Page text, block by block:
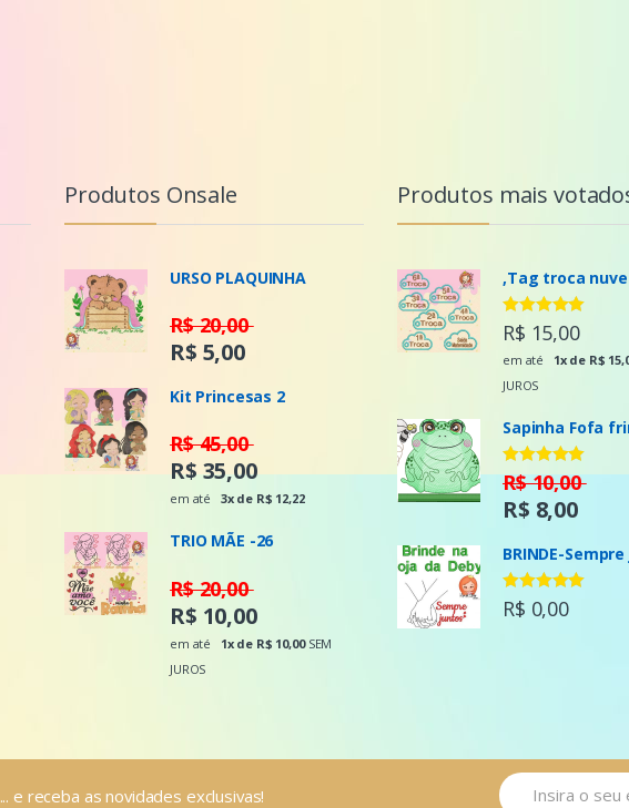
Produtos Onsale
URSO PLAQUINHA
R$ 20,00
R$ 5,00
Kit Princesas 2
R$ 45,00
R$ 35,00
em até 3x de R$ 12,22
TRIO MÃE -26
R$ 20,00
R$ 10,00
em até 1x de R$ 10,00SEM
JUROS
Produtos mais
,Tag troca
Avaliação
5.00
de 5
R$ 15,00
em até 1x de R$
JUROS
Sapinha Fofa
Avaliação
5.00
de 5
R$ 10,00
R$ 8,00
BRINDE-
Avaliação
5.00 de 5
R$ 0,00
... e receba as novidades exclusivas!